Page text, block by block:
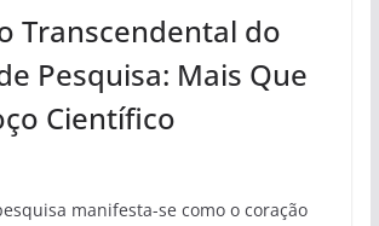
Transcendental do
Pesquisa: Mais Que
Científico
manifesta-se como o coração